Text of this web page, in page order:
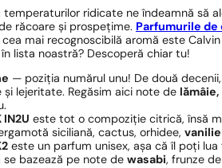
temperaturilor ridicate ne îndeamnă să
răcoare și prospețime. Parfumurile de
mai recognoscibilă aromă este
în lista noastră? Descoperă chiar tu!
— poziția numărul unu! De două
lejeritate. Regăsim aici note de
este tot o compoziție citrică, însă
siciliană, cactus, orhidee,vanilie
este un parfum unisex, așa că îl poți
se bazează pe note dewasabi, frunze